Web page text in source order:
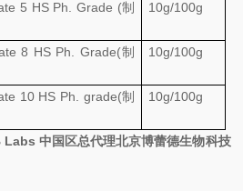
5 HS Ph. Grade (制
10g/100g
8 HS Ph. Grade(制
10g/100g
10 HS Ph. grade(制
10g/100g
Labs 中国区总代理北京博蕾德生物科技